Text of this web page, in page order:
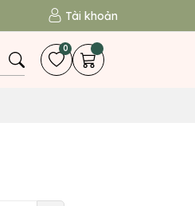
Tài khoản
0